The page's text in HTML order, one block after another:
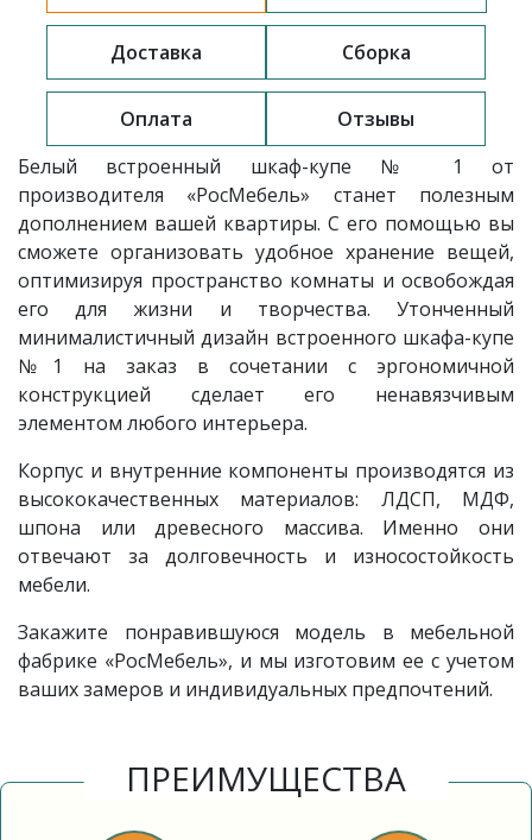
Доставка Сборка
Оплата
Отзывы
Белый встроенный шкаф-купе № 1 от
производителя «РосМебель» станет полезным
дополнением вашей квартиры. С его помощью вы
сможете организовать удобное хранение вещей,
оптимизируя пространство комнаты и освобождая
его для жизни и творчества. Утонченный
минималистичный дизайн встроенного шкафа-купе
№1 на заказ в сочетании с эргономичной
конструкцией сделает его ненавязчивым
элементом любого интерьера.
Корпус и внутренние компоненты производятся из
высококачественных материалов: ЛДСП, МДФ,
шпона или древесного массива. Именно они
отвечают за долговечность и износостойкость
мебели.
Закажите понравившуюся модель в мебельной
фабрике «РосМебель», и мы изготовим ее с учетом
ваших замеров и индивидуальных предпочтений.
ПРЕИМУЩЕСТВА